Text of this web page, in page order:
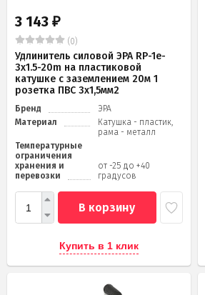
3 143 ₽
(0)
Удлинитель силовой ЭРА RP-1e-
3x1.5-20m на пластиковой
катушке c заземлением 20м 1
розетка ПВС 3х1,5мм2
Бренд
ЭРА
Материал
Катушка - пластик,
рама - металл
Температурные
ограничения
хранения и
перевозки
от -25 до +40
градусов
В корзину
Купить в 1 клик